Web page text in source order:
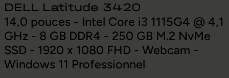
DELL Latitude 3420
14,0 pouces - Intel Core i3 1115G4 @ 4,1
GHz - 8 GB DDR4 - 250 GB M.2 NvMe
SSD - 1920 x 1080 FHD - Webcam -
Windows 11 Professionnel